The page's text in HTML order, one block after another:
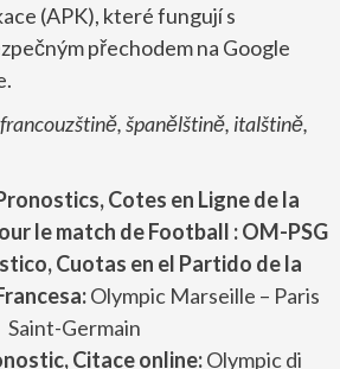
(APK), které fungují s
přechodem na Google
španělštině, italštině,
Cotes en Ligne de la
le match de Football : OM-PSG
Cuotas en el Partido dela
Olympic Marseille – Paris
Saint-Germain
Citace online:Olympic di